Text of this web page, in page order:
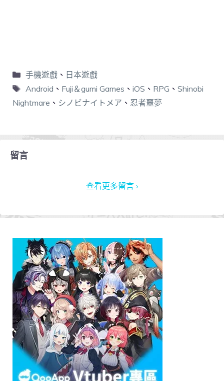
手機遊戲、 日本遊戲
Android 、 Fuji＆gumi Games 、 iOS 、 RPG 、 Shinobi
Nightmare 、 シノビナイトメア 、 忍者噩夢
留言
查看更多留言 ›